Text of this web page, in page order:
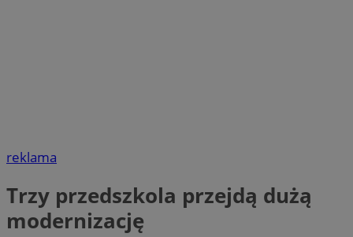
reklama
Trzy przedszkola przejdą dużą
modernizację